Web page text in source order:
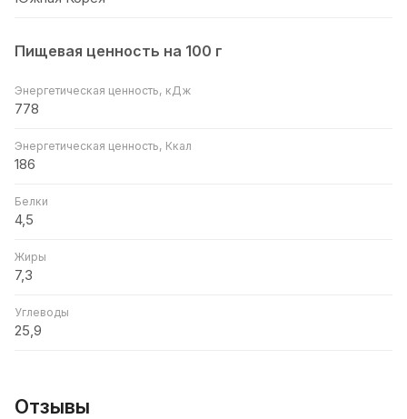
Пищевая ценность на 100 г
Энергетическая ценность, кДж
778
Энергетическая ценность, Ккал
186
Белки
4,5
Жиры
7,3
Углеводы
25,9
Отзывы